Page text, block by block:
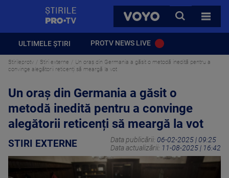
VOYO
CAUTA
TOATE
ULTIMELE ȘTIRI PROTV NEWS LIVE
Stirileprotv Stiri externe
Un oraș din Germania a găsit o metodă inedită pentru a
convinge alegătorii reticenți să meargă la vot
Un oraș din Germania a găsit o
metodă inedită pentru a convinge
alegătorii reticenți să meargă la vot
STIRI EXTERNE Data publicării: 06-02-2025 | 09:25
Data actualizării: 11-08-2025 | 16:42